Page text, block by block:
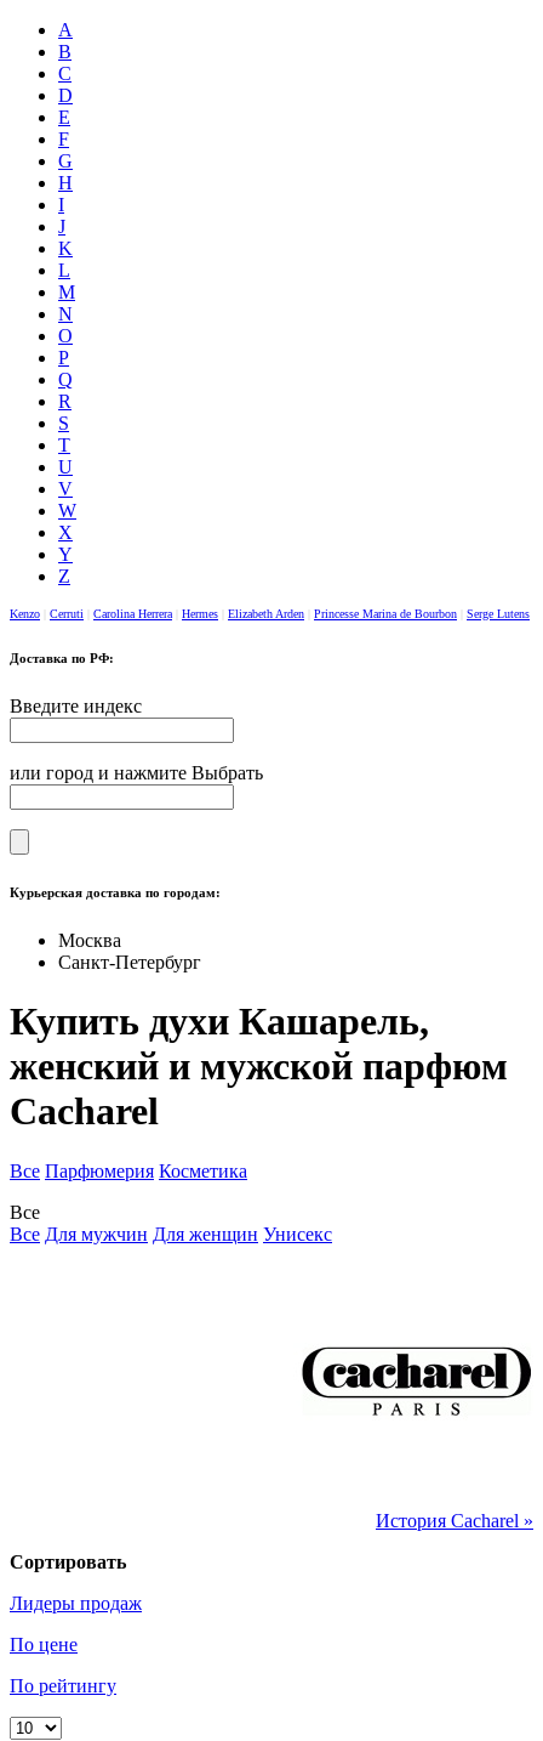
A
B
C
D
E
F
G
H
I
J
K
L
M
N
O
P
Q
R
S
T
U
V
W
X
Y
Z
Kenzo Cerruti Carolina Herrera Hermes Elizabeth Arden Princesse Marina de Bourbon Serge Lutens
Доставка по РФ:
Введите индекс
или город и нажмите Выбрать
Курьерская доставка по городам:
Москва
Санкт-Петербург
Купить духи Кашарель,
женский и мужской парфюм
Cacharel
Все Парфюмерия Косметика
Все
Все Для мужчин Для женщин Унисекс
История Cacharel »
Сортировать
Лидеры продаж
По цене
По рейтингу